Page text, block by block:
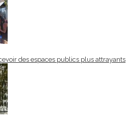
des espaces publics plus attrayants